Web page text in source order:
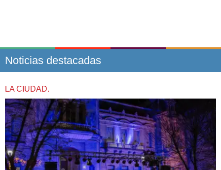
Noticias destacadas
LA CIUDAD.